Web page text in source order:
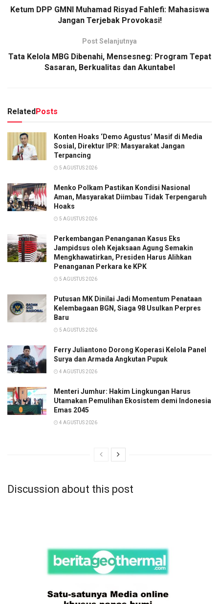
Ketum DPP GMNI Muhamad Risyad Fahlefi: Mahasiswa
Jangan Terjebak Provokasi!
Post Selanjutnya
Tata Kelola MBG Dibenahi, Mensesneg: Program Tepat
Sasaran, Berkualitas dan Akuntabel
RelatedPosts
Konten Hoaks ‘Demo Agustus’ Masif di Media
Sosial, Direktur IPR: Masyarakat Jangan
Terpancing
5 AGUSTUS 2026
Menko Polkam Pastikan Kondisi Nasional
Aman, Masyarakat Diimbau Tidak Terpengaruh
Hoaks
5 AGUSTUS 2026
Perkembangan Penanganan Kasus Eks
Jampidsus oleh Kejaksaan Agung Semakin
Mengkhawatirkan, Presiden Harus Alihkan
Penanganan Perkara ke KPK
5 AGUSTUS 2026
Putusan MK Dinilai Jadi Momentum Penataan
Kelembagaan BGN, Siaga 98 Usulkan Perpres
Baru
5 AGUSTUS 2026
Ferry Juliantono Dorong Koperasi Kelola Panel
Surya dan Armada Angkutan Pupuk
4 AGUSTUS 2026
Menteri Jumhur: Hakim Lingkungan Harus
Utamakan Pemulihan Ekosistem demi Indonesia
Emas 2045
4 AGUSTUS 2026
Discussion about this post